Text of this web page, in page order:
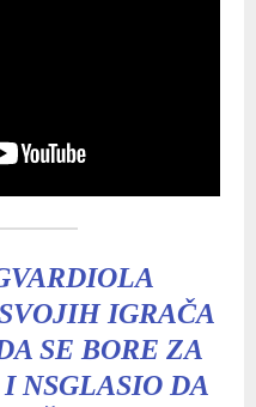
IGRAČA
SE BORE ZA
NSGLASIO DA